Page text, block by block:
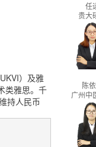
）及雅
类雅思。千
持人民币
任
贵大
陈
广州中
学 英语
士学